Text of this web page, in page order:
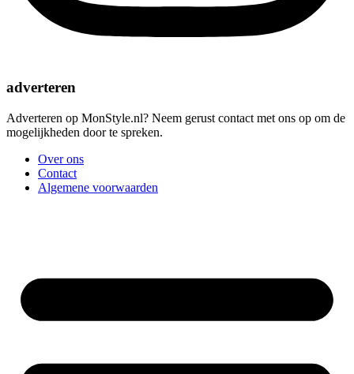
adverteren
Adverteren op MonStyle.nl? Neem gerust contact met ons op om de
mogelijkheden door te spreken.
Over ons
Contact
Algemene voorwaarden